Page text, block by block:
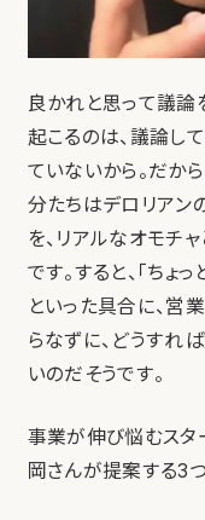
良かれと思って議
起こるのは、議論し
ていないから。だか
分たちはデロリアン
を、リアルなオモチ
です。すると、「ちょ
といった具合に、営
らなずに、どうすれ
いのだそうです。
事業が伸び悩むスタ
岡さんが提案する3